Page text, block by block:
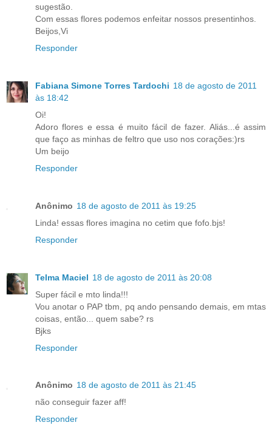
sugestão.
Com essas flores podemos enfeitar nossos presentinhos.
Beijos,Vi
Responder
Fabiana Simone Torres Tardochi 18 de agosto de 2011
às 18:42
Oi!
Adoro flores e essa é muito fácil de fazer. Aliás...é assim
que faço as minhas de feltro que uso nos corações:)rs
Um beijo
Responder
Anônimo 18 de agosto de 2011 às 19:25
Linda! essas flores imagina no cetim que fofo.bjs!
Responder
Telma Maciel 18 de agosto de 2011 às 20:08
Super fácil e mto linda!!!
Vou anotar o PAP tbm, pq ando pensando demais, em mtas
coisas, então... quem sabe? rs
Bjks
Responder
Anônimo 18 de agosto de 2011 às 21:45
não conseguir fazer aff!
Responder